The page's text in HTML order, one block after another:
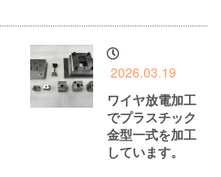
2026.03.19
ワイヤ放電加工
でプラスチック
金型一式を加工
しています。